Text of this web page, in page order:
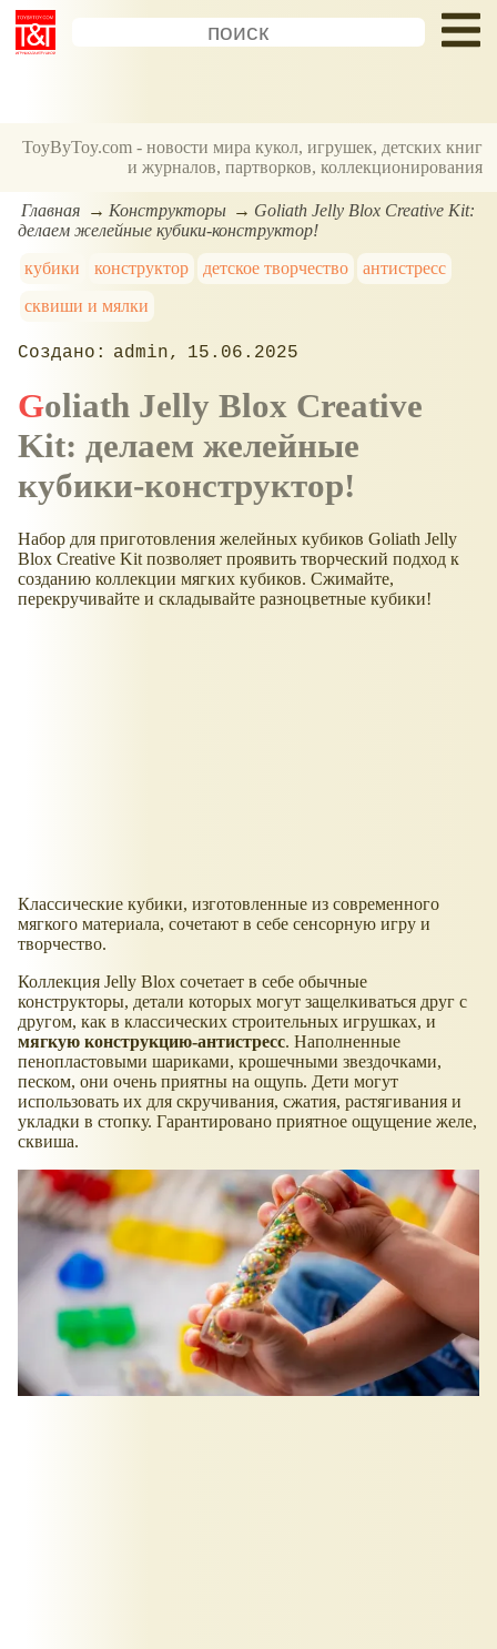
ToyByToy.com - новости мира кукол, игрушек, детских книг
и журналов, партворков, коллекционирования
Главная Конструкторы
Goliath Jelly Blox Creative Kit:
делаем желейные кубики-конструктор!
кубики
конструктор детское творчество
антистресс
сквиши и мялки
admin 15.06.2025
Goliath Jelly Blox Creative
Kit: делаем желейные
кубики-конструктор!
Набор для приготовления желейных кубиков Goliath Jelly
Blox Creative Kit позволяет проявить творческий подход к
созданию коллекции мягких кубиков. Сжимайте,
перекручивайте и складывайте разноцветные кубики!
Классические кубики, изготовленные из современного
мягкого материала, сочетают в себе сенсорную игру и
творчество.
Коллекция Jelly Blox сочетает в себе обычные
конструкторы, детали которых могут защелкиваться друг с
другом, как в классических строительных игрушках, и
мягкую конструкцию-антистресс. Наполненные
пенопластовыми шариками, крошечными звездочками,
песком, они очень приятны на ощупь. Дети могут
использовать их для скручивания, сжатия, растягивания и
укладки в стопку. Гарантировано приятное ощущение желе,
сквиша.